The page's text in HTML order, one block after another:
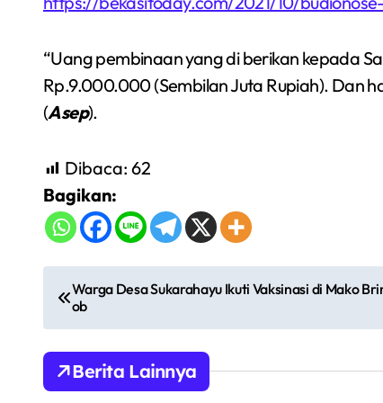
“Uang pembinaan yang di berikan kepada
Rp.9.000.000 (Sembilan Juta Rupiah). Dan
(Asep).
Dibaca: 62
Bagikan:
N
a
v
i
Warga Desa Sukarahayu Ikuti Vaksinasi di Mako
ob
Berita Lainnya
Semarakkan Budaya
Gowes Malam, Warga
Inisiasi Gerakan Night
Ride Rutin di Babelan
Redaksi Bekasi Today Agu 1, 2026